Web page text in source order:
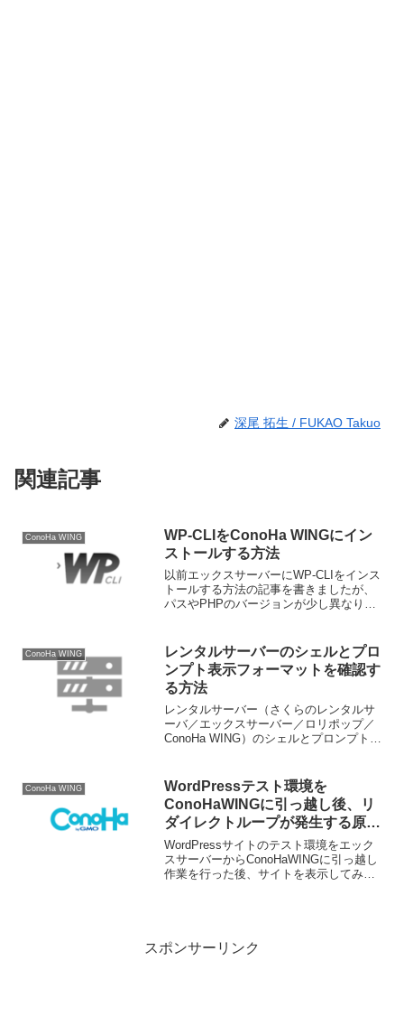
深尾 拓生 / FUKAO Takuo
関連記事
ConoHa WING
WP-CLIをConoHa WINGにイン
ストールする方法
以前エックスサーバーにWP-CLIをインス
トールする方法の記事を書きましたが、
パスやPHPのバージョンが少し異なりま
で、インストール方法を書いていきま
す。WP...
ConoHa WING
レンタルサーバーのシェルとプロ
ンプト表示フォーマットを確認す
る方法
レンタルサーバー（さくらのレンタルサ
ーバ／エックスサーバー／ロリポップ／
ConoHa WING）のシェルとプロンプト表
ンタルサーバのシェルを "echo $SHEL"
...
ConoHa WING
WordPressテスト環境を
ConoHaWINGに引っ越し後、リ
ダイレクトループが発生する原因
と対処法
WordPressサイトのテスト環境をエック
スサーバーからConoHaWINGに引っ越し
作業を行った後、サイトを表示してみる
スポンサーリンク